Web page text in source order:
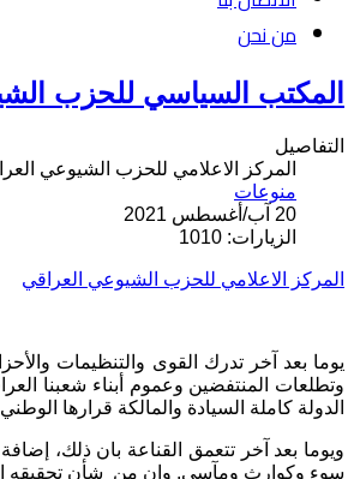
من نحن
المكتب السياسي للحزب
التفاصيل
المركز الاعلامي للحزب الشيوعي
منوعات
20 آب/أغسطس 2021
الزيارات: 1010
المركز الاعلامي للحزب الشيوعي العراقي
يوما بعد آخر تدرك القوى والتنظيمات
وتطلعات المنتفضين وعموم أبناء شعبنا
الدولة كاملة السيادة والمالكة قرارها
ويوما بعد آخر تتعمق القناعة بان ذلك،
سوء وكوارث ومآسي. وان من شأن تحقيقه